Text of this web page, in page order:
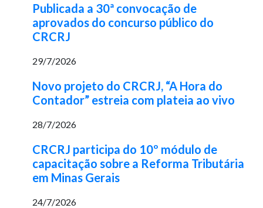
Publicada a 30ª convocação de
aprovados do concurso público do
CRCRJ
29/7/2026
Novo projeto do CRCRJ, “A Hora do
Contador” estreia com plateia ao vivo
28/7/2026
CRCRJ participa do 10º módulo de
capacitação sobre a Reforma Tributária
em Minas Gerais
24/7/2026